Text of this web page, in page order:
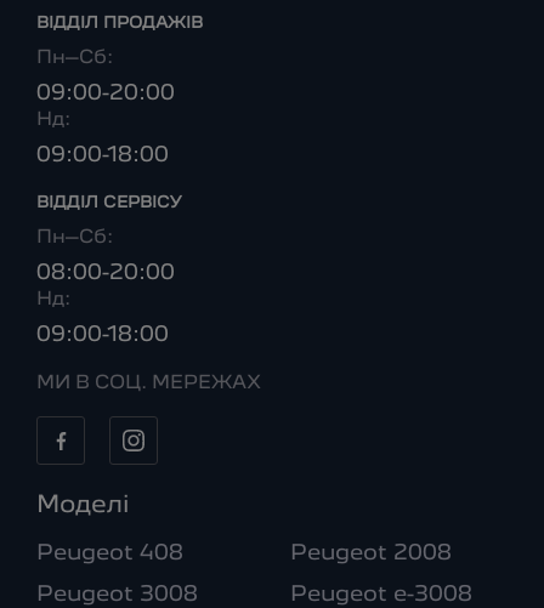
ВІДДІЛ ПРОДАЖІВ
Пн–Сб:
09:00-20:00
Нд:
09:00-18:00
ВІДДІЛ CЕРВІСУ
Пн–Сб:
08:00-20:00
Нд:
09:00-18:00
МИ В СОЦ. МЕРЕЖАХ
Моделі
Peugeot 408 Peugeot 2008
Peugeot 3008 Peugeot e-3008